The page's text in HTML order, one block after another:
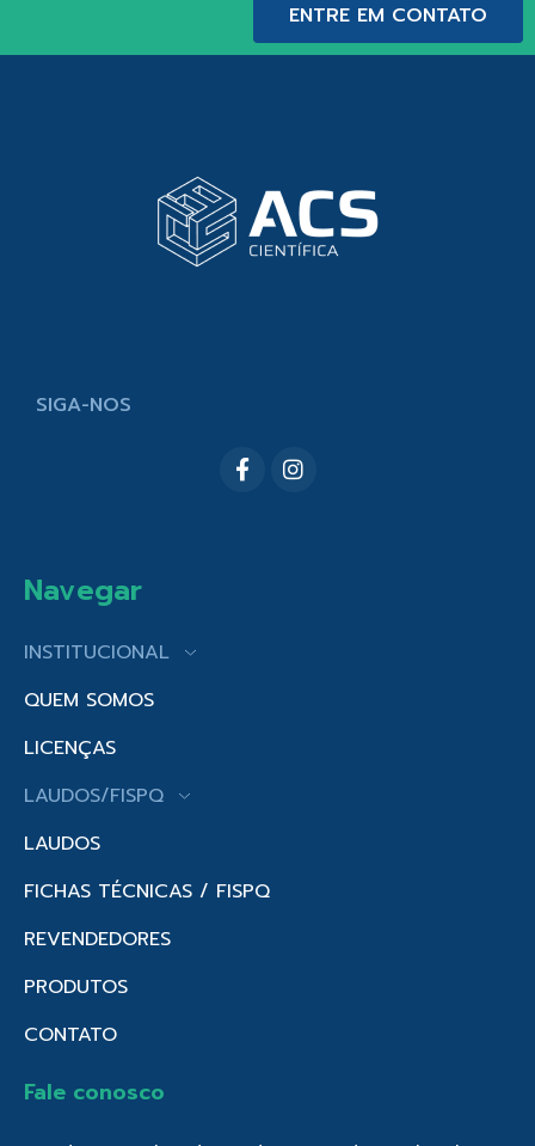
ENTRE EM CONTATO
SIGA-NOS
Navegar
INSTITUCIONAL
QUEM SOMOS
LICENÇAS
LAUDOS/FISPQ
LAUDOS
FICHAS TÉCNICAS / FISPQ
REVENDEDORES
PRODUTOS
CONTATO
Fale conosco